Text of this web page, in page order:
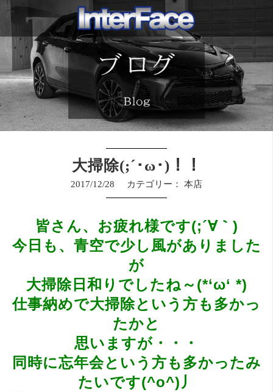
大掃除(;´･ω･)！！
2017/12/28 カテゴリー： 本店
皆さん、お疲れ様です(;´∀｀)
今日も、青空で少し風がありました
が
大掃除日和りでしたね～(*‘ω‘ *)
仕事納めで大掃除という方も多かっ
たかと
思いますが・・・
同時に忘年会という方も多かったみ
たいです(^o^)丿